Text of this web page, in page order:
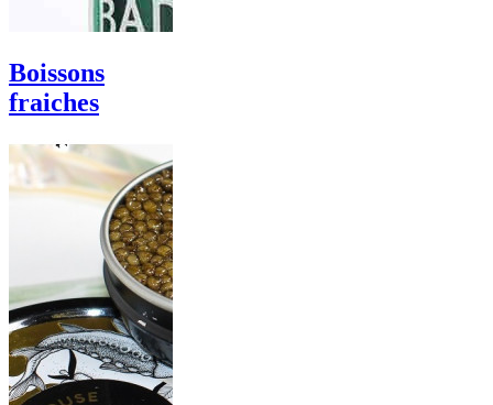
Boissons
fraiches